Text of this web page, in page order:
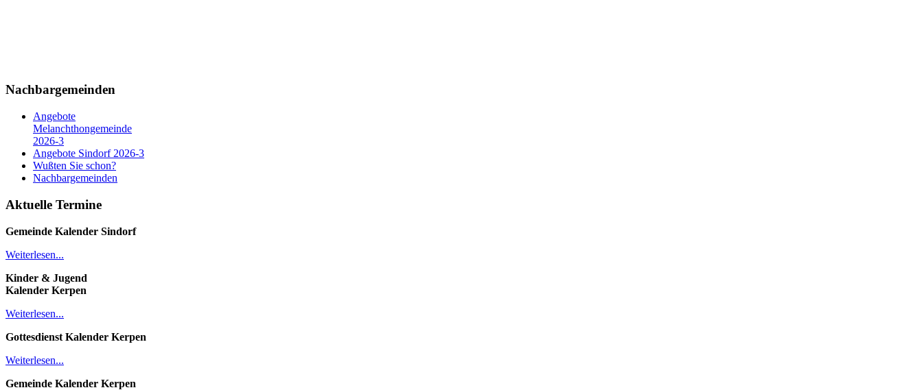
Nachbargemeinden
Angebote
Melanchthongemeinde
2026-3
Angebote Sindorf 2026-3
Wußten Sie schon?
Nachbargemeinden
Aktuelle Termine
Gemeinde Kalender Sindorf
Weiterlesen...
Kinder & Jugend
Kalender Kerpen
Weiterlesen...
Gottesdienst Kalender Kerpen
Weiterlesen...
Gemeinde Kalender Kerpen